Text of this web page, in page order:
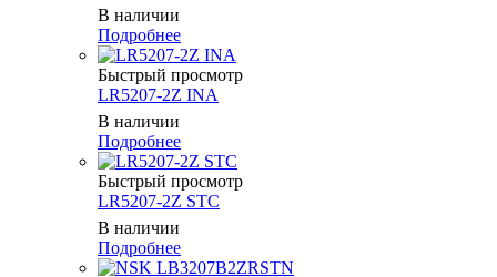
В наличии
Подробнее
Быстрый просмотр
LR5207-2Z INA
В наличии
Подробнее
Быстрый просмотр
LR5207-2Z STC
В наличии
Подробнее